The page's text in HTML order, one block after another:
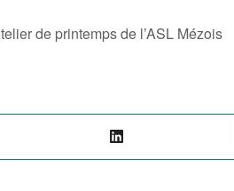
de printemps de l’ASL Mézois